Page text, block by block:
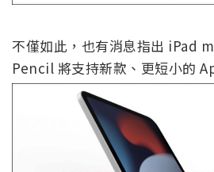
不僅如此，也有消息指出 iPad
Pencil 將支持新款、更短小的